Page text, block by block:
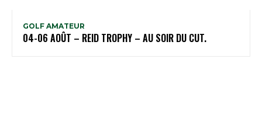
GOLF AMATEUR
04-06 AOÛT – REID TROPHY – AU SOIR DU CUT.